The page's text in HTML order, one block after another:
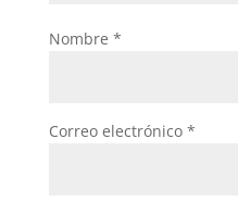
Nombre *
Correo electrónico *